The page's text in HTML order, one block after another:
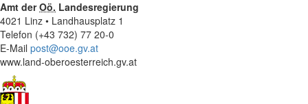
Amt derOö. Landesregierung
4021 Linz • Landhausplatz 1
Telefon (+43 732) 77 20-0
E-Mail post@ooe.gv.at
www.land-oberoesterreich.gv.at